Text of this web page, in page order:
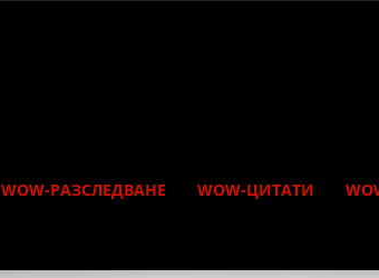
WOW-РАЗСЛЕДВАНЕ WOW-ЦИТАТИ